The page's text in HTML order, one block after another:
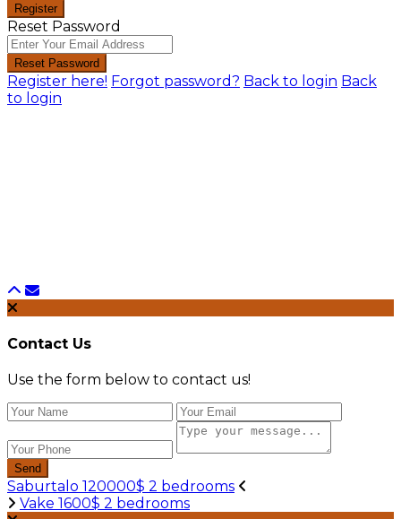
Register
Reset Password
Reset Password
Register here! Forgot password? Back to login Back
to login
Contact Us
Use the form below to contact us!
Send
Saburtalo 120000$ 2 bedrooms
Vake 1600$ 2 bedrooms